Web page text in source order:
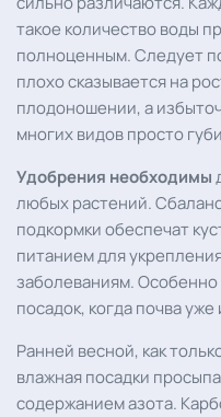
такое количество воды
полноценным. Следует
плохо сказывается на
плодоношении, а
многих видов просто
Удобрения необходимы
любых растений.
подкормки обеспечат
питанием для
заболеваниям.
посадок, когда почва
Ранней весной, как
влажная посадки
содержанием азота.